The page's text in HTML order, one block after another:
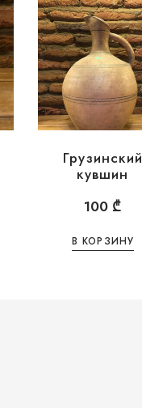
Грузинский
кувшин
100 ₾
В КОРЗИНУ